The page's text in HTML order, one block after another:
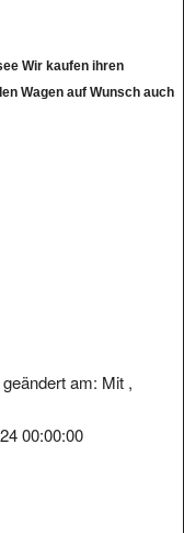
Wir kaufen ihren
Wagen auf Wunsch auch
am: Mit ,
00:00:00